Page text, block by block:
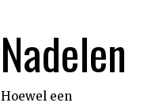
Nadelen
Hoewel een